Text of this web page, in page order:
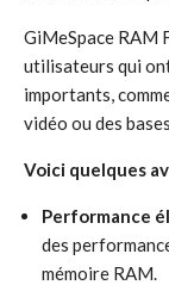
GiMeSpace RAM
utilisateurs qui
importants,
vidéo ou des
Voici quelques
Performance
des
mémoire RAM.